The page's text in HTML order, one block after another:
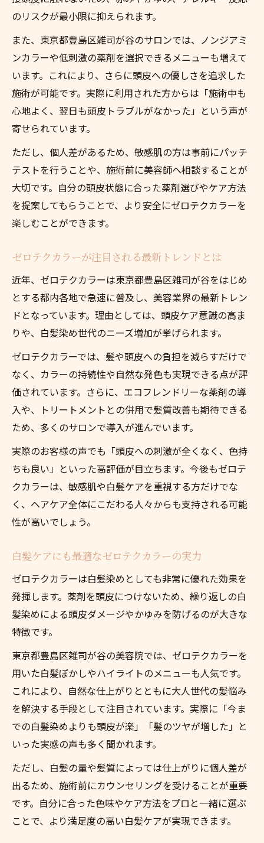
敏感肌が安心できるサロン選びのコツ
ゼロテクカラー施術の主なメリットを解説
頭皮トラブルを回避するゼロテクカラーの
効果
ゼロテクカラーで実現する髪のツヤと質感
施術時間や色持ちの特徴と注意点
ゼロテクカラーのデメリットも正直に紹介
頭皮への刺激を抑えたいならゼロテクカラーを
頭皮刺激を減らすゼロテクカラーの利点
敏感肌でも選べるゼロテクカラー施術の安
心感
方法
ゼロテクカラーのリタッチ時の注意ポイン
ト
頭皮に優しいゼロテクカラーの選び方ガイ
ド
のリスクが最小限に抑えられます。
また、東京都豊島区雑司が谷のサロンでは、ノンジアミ
ンカラーや低刺激の薬剤を選択できるメニューも増えて
います。これにより、さらに頭皮への優しさを追求した
施術が可能です。実際に利用された方からは「施術中も
心地よく、翌日も頭皮トラブルがなかった」という声が
寄せられています。
ただし、個人差があるため、敏感肌の方は事前にパッチ
テストを行うことや、施術前に美容師へ相談することが
大切です。自分の頭皮状態に合った薬剤選びやケア方法
を提案してもらうことで、より安全にゼロテクカラーを
楽しむことができます。
ゼロテクカラーが注目される最新トレンドとは
近年、ゼロテクカラーは東京都豊島区雑司が谷をはじめ
とする都内各地で急速に普及し、美容業界の最新トレン
ドとなっています。理由としては、頭皮ケア意識の高ま
りや、白髪染め世代のニーズ増加が挙げられます。
ゼロテクカラーでは、髪や頭皮への負担を減らすだけで
なく、カラーの持続性や自然な発色も実現できる点が評
価されています。さらに、エコフレンドリーな薬剤の導
入や、トリートメントとの併用で髪質改善も期待できる
ため、多くのサロンで導入が進んでいます。
実際のお客様の声でも「頭皮への刺激が全くなく、色持
ちも良い」といった高評価が目立ちます。今後もゼロテ
クカラーは、敏感肌や白髪ケアを重視する方だけでな
く、ヘアケア全体にこだわる人々からも支持される可能
性が高いでしょう。
白髪ケアにも最適なゼロテクカラーの実力
ゼロテクカラーは白髪染めとしても非常に優れた効果を
発揮します。薬剤を頭皮につけないため、繰り返しの白
髪染めによる頭皮ダメージやかゆみを防げるのが大きな
特徴です。
東京都豊島区雑司が谷の美容院では、ゼロテクカラーを
用いた白髪ぼかしやハイライトのメニューも人気です。
これにより、自然な仕上がりとともに大人世代の髪悩み
を解決する手段として注目されています。実際に「今ま
での白髪染めよりも頭皮が楽」「髪のツヤが増した」と
いった実感の声も多く聞かれます。
ただし、白髪の量や髪質によっては仕上がりに個人差が
出るため、施術前にカウンセリングを受けることが重要
です。自分に合った色味やケア方法をプロと一緒に選ぶ
ことで、より満足度の高い白髪ケアが実現できます。